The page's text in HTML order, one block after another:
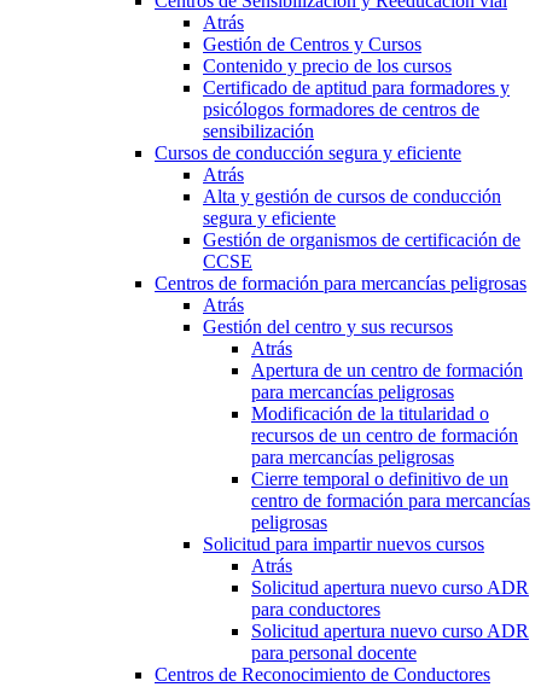
Atrás
Gestión de Centros y Cursos
Contenido y precio de los cursos
Certificado de aptitud para formadores y
psicólogos formadores de centros de
sensibilización
Cursos de conducción segura y eficiente
Atrás
Alta y gestión de cursos de conducción
segura y eficiente
Gestión de organismos de certificación de
CCSE
Centros de formación para mercancías peligrosas
Atrás
Gestión del centro y sus recursos
Atrás
Apertura de un centro de formación
para mercancías peligrosas
Modificación de la titularidad o
recursos de un centro de formación
para mercancías peligrosas
Cierre temporal o definitivo de un
centro de formación para mercancías
peligrosas
Solicitud para impartir nuevos cursos
Atrás
Solicitud apertura nuevo curso ADR
para conductores
Solicitud apertura nuevo curso ADR
para personal docente
Centros de Reconocimiento de Conductores